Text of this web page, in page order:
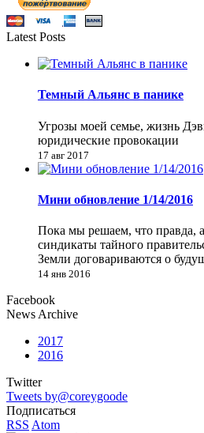
Latest Posts
Темный Альянс в панике
Угрозы моей семье, жизнь
юридические провокации
17 авг 2017
Мини обновление 1/14/2016
Пока мы решаем, что правда,
синдикаты тайного
Земли договариваются о
14 янв 2016
Facebook
News Archive
2017
2016
Twitter
Tweets by@coreygoode
Подписаться
RSS Atom